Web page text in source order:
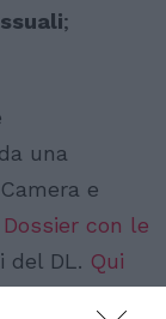
;
una
e
Dossier con le
DL. Qui